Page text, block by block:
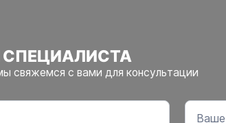
свяжемся с вами для консультации